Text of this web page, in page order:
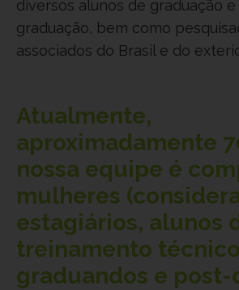
diversos alunos de graduação
graduação, bem como
associados do Brasil e do
Atualmente,
aproximadamente
nossa equipe é
mulheres
estagiários, alunos
treinamento
graduandos e post-